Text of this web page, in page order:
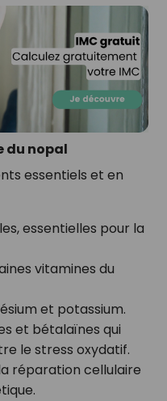
du nopal
essentiels et en
essentielles pour la
vitamines du
et potassium.
et bétalaïnes qui
le stress oxydatif.
réparation cellulaire